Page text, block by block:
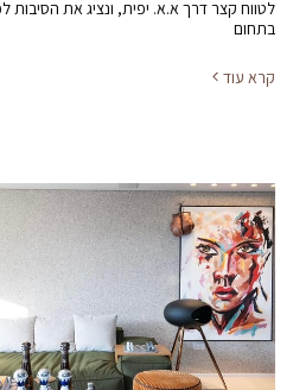
לטווח קצר דרך א.א. יפית, ונציג את הסיבות
בתחום
קרא עוד